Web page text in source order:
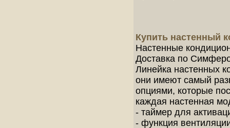
Купить настенный
Настенные
Доставка по
Линейка настенных
они имеют самый
опциями, которые
каждая настенная
- таймер для
- функция